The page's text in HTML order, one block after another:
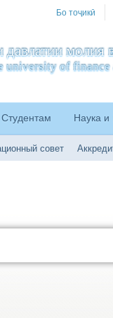
Бо тоҷикӣ
молия
university of finance
Студентам Наука и
совет